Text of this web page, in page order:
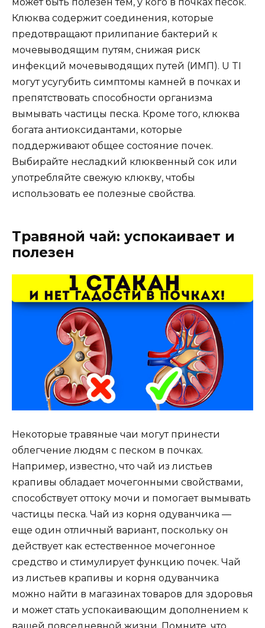
Клюква содержит соединения, которые
предотвращают прилипание бактерий к
мочевыводящим путям, снижая риск
инфекций мочевыводящих путей (ИМП). U TI
могут усугубить симптомы камней в почках и
препятствовать способности организма
вымывать частицы песка. Кроме того, клюква
богата антиоксидантами, которые
поддерживают общее состояние почек.
Выбирайте несладкий клюквенный сок или
употребляйте свежую клюкву, чтобы
использовать ее полезные свойства.
Травяной чай: успокаивает и
полезен
Некоторые травяные чаи могут принести
облегчение людям с песком в почках.
Например, известно, что чай из листьев
крапивы обладает мочегонными свойствами,
способствует оттоку мочи и помогает вымывать
частицы песка. Чай из корня одуванчика —
еще один отличный вариант, поскольку он
действует как естественное мочегонное
средство и стимулирует функцию почек. Чай
из листьев крапивы и корня одуванчика
можно найти в магазинах товаров для здоровья
и может стать успокаивающим дополнением к